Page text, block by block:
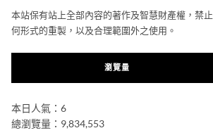
本站保有站上全部內容的著作及智慧財產權，禁
何形式的重製，以及合理範圍外之使用。
瀏覽量
本日人氣：6
總瀏覽量：9,834,553